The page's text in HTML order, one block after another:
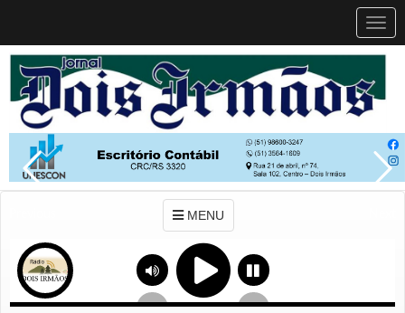
MENU